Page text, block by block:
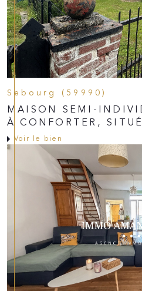
Sebourg (59990)
MAISON SEMI-
À CONFORTER,
Voir le bien